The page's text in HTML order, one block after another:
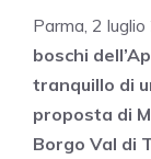
Parma, 2
boschi
tranquillo di
proposta di
Borgo Val di